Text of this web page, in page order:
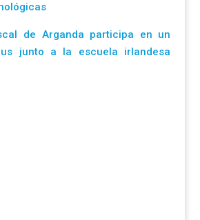
de Arganda participa en un
junto a la escuela irlandesa